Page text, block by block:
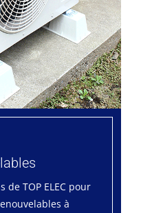
de TOP ELEC pour
à